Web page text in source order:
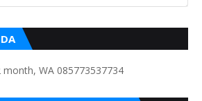
month, WA 085773537734